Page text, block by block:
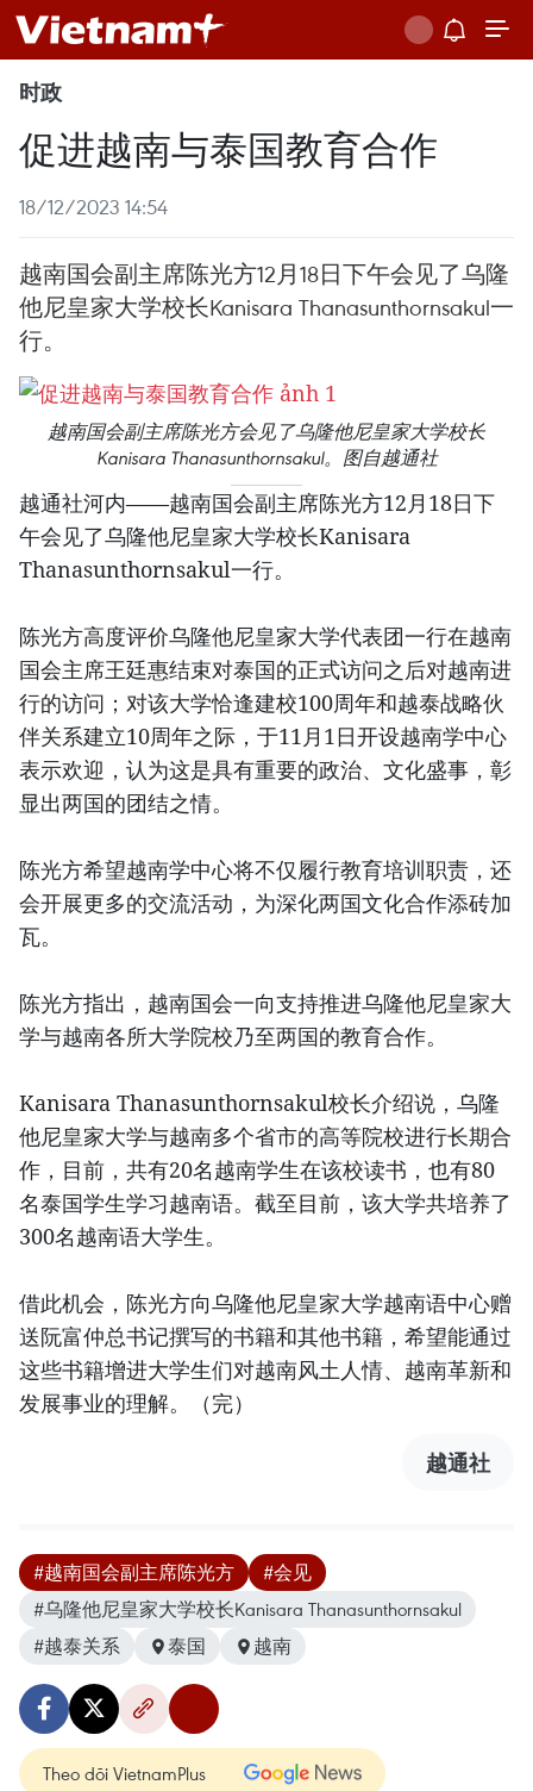
时政
促进越南与泰国教育合作
18/12/2023 14:54
越南国会副主席陈光方12月18日下午会见了乌隆
他尼皇家大学校长Kanisara Thanasunthornsakul一
行。
越南国会副主席陈光方会见了乌隆他尼皇家大学校长
Kanisara Thanasunthornsakul。图自越通社
越通社河内——越南国会副主席陈光方12月18日下
午会见了乌隆他尼皇家大学校长Kanisara
Thanasunthornsakul一行。
陈光方高度评价乌隆他尼皇家大学代表团一行在越南
国会主席王廷惠结束对泰国的正式访问之后对越南进
行的访问；对该大学恰逢建校100周年和越泰战略伙
伴关系建立10周年之际，于11月1日开设越南学中心
表示欢迎，认为这是具有重要的政治、文化盛事，彰
显出两国的团结之情。
陈光方希望越南学中心将不仅履行教育培训职责，还
会开展更多的交流活动，为深化两国文化合作添砖加
瓦。
陈光方指出，越南国会一向支持推进乌隆他尼皇家大
学与越南各所大学院校乃至两国的教育合作。
Kanisara Thanasunthornsakul校长介绍说，乌隆
他尼皇家大学与越南多个省市的高等院校进行长期合
作，目前，共有20名越南学生在该校读书，也有80
名泰国学生学习越南语。截至目前，该大学共培养了
300名越南语大学生。
借此机会，陈光方向乌隆他尼皇家大学越南语中心赠
送阮富仲总书记撰写的书籍和其他书籍，希望能通过
这些书籍增进大学生们对越南风土人情、越南革新和
发展事业的理解。（完）
越通社
#越南国会副主席陈光方
#会见
#乌隆他尼皇家大学校长Kanisara Thanasunthornsakul
#越泰关系
泰国 越南
Theo dõi VietnamPlus